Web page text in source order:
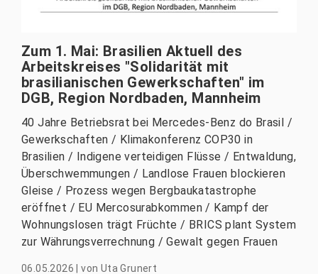
Zum 1. Mai: Brasilien Aktuell des
Arbeitskreises "Solidarität mit
brasilianischen Gewerkschaften" im
DGB, Region Nordbaden, Mannheim
40 Jahre Betriebsrat bei Mercedes-Benz do Brasil /
Gewerkschaften / Klimakonferenz COP30 in
Brasilien / Indigene verteidigen Flüsse / Entwaldung,
Überschwemmungen / Landlose Frauen blockieren
Gleise / Prozess wegen Bergbaukatastrophe
eröffnet / EU Mercosurabkommen / Kampf der
Wohnungslosen trägt Früchte / BRICS plant System
zur Währungsverrechnung / Gewalt gegen Frauen
06.05.2026 |von Uta Grunert